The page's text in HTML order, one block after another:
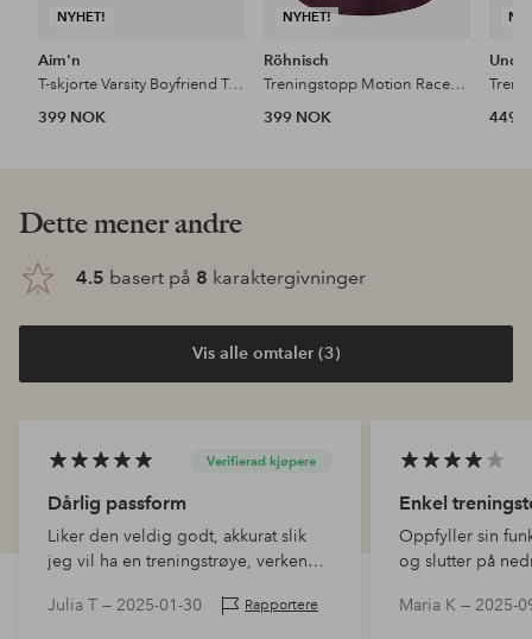
NYHET!
Aim'n
T-skjorte Varsity Boyfriend T-shirt
399 NOK
NYHET!
Röhnisch
Treningstopp Motion Racerback Tank
399 NOK
449
Dette mener andre
4.5 basert på 8 karaktergivninger
Vis alle omtaler (3)
Verifierad kjøpere
Dårlig passform
Liker den veldig godt, akkurat slik
jeg vil ha en treningstrøye, verken
lengde
Julia T — 2025-01-30 Rapportere
Enkel
Oppfyller sin
og slutter på
greit,
Maria K — 2025-